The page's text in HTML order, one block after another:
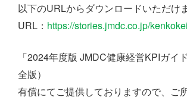
以下のURLからダウンロードいただけま
URL： https://stories.jmdc.co.jp/
「2024年度版 JMDC健康経営KPIガイ
全版）
有償にてご提供しておりますので、ご